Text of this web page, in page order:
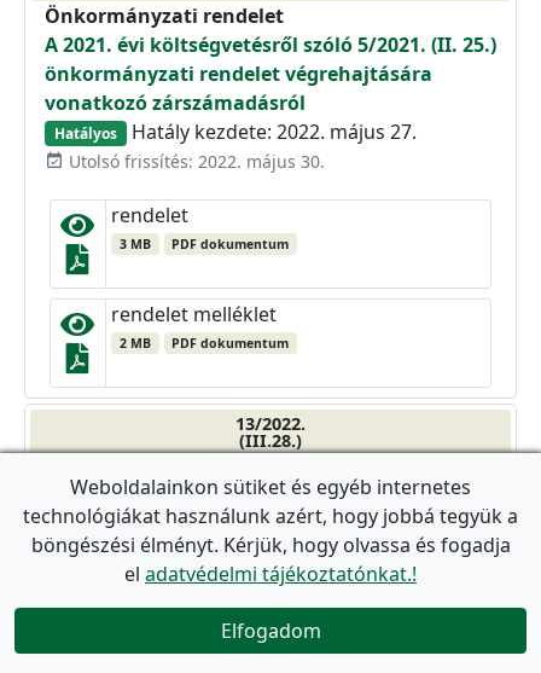
Önkormányzati rendelet
A 2021. évi költségvetésről szóló 5/2021. (II. 25.)
önkormányzati rendelet végrehajtására
vonatkozó zárszámadásról
Hatályos Hatály kezdete: 2022. május 27.
event_available Utolsó frissítés: 2022. május 30.
rendelet
3 MB PDF dokumentum
rendelet melléklet
2 MB PDF dokumentum
13/2022.
(III.28.)
Az intézményi gyermekétkeztetés térítési
díjairól
Hatályos Hatály kezdete: 2026. március 1.
Utolsó frissítés: 2026. július 17.

Weboldalainkon sütiket és egyéb internetes
technológiákat használunk azért, hogy jobbá tegyük a
böngészési élményt. Kérjük, hogy olvassa és fogadja
el adatvédelmi tájékoztatónkat.!
Elfogadom